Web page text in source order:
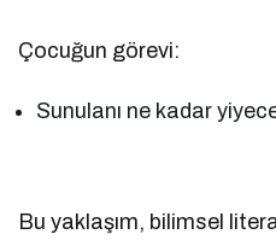
Çocuğun görevi:
Sunulanı ne kadar
Bu yaklaşım, bilimsel